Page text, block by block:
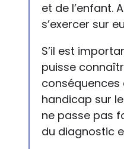
et de l’enfant.
s’exercer sur
S’il est
puisse
conséquences
handicap sur
ne passe pas
du diagnostic